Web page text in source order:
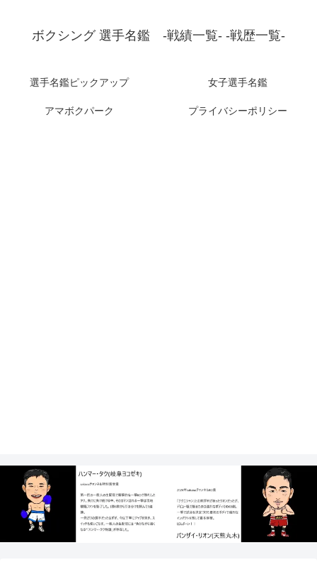
ボクシング 選手名鑑 -戦績一覧- -戦歴一覧-
選手名鑑ピックアップ 女子選手名鑑
アマボクパーク プライバシーポリシー